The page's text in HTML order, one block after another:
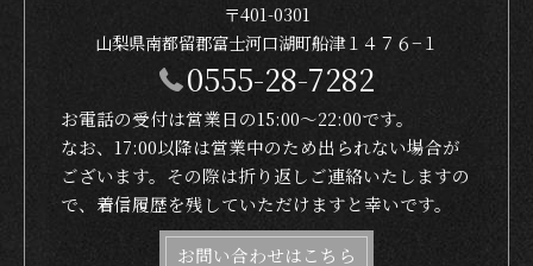
〒401-0301
山梨県南都留郡富士河口湖町船津１４７６−１
0555-28-7282
お電話の受付は営業日の15:00〜22:00です。
なお、17:00以降は営業中のため出られない場合が
ございます。その際は折り返しご連絡いたしますの
で、着信履歴を残していただけますと幸いです。
お問い合わせはこちら